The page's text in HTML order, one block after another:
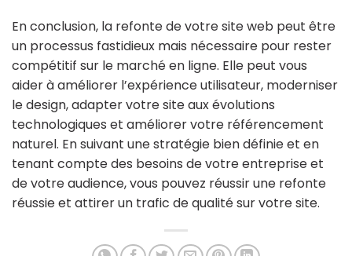
En conclusion, la refonte de votre site web peut être
un processus fastidieux mais nécessaire pour rester
compétitif sur le marché en ligne. Elle peut vous
aider à améliorer l’expérience utilisateur, moderniser
le design, adapter votre site aux évolutions
technologiques et améliorer votre référencement
naturel. En suivant une stratégie bien définie et en
tenant compte des besoins de votre entreprise et
de votre audience, vous pouvez réussir une refonte
réussie et attirer un trafic de qualité sur votre site.